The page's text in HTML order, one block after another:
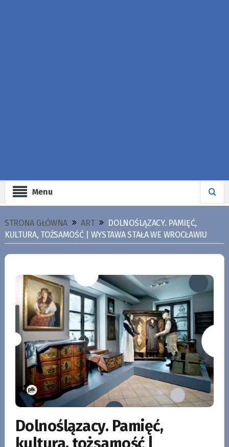
Menu
STRONA GŁÓWNA ART
DOLNOŚLĄZACY. PAMIĘĆ,
KULTURA, TOŻSAMOŚĆ | WYSTAWA STAŁA WE WROCŁAWIU
Dolnoślązacy. Pamięć,
kultura, tożsamość |